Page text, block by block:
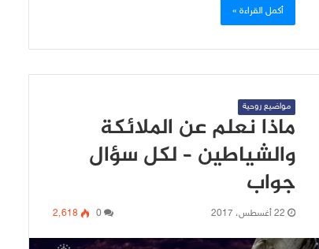
أكمل القراءة »
مواضيع روحية
ماذا نعلم عن الملائكة
والشياطين – لكل سؤال
جواب
22 أغسطس، 2017 0 2٬618